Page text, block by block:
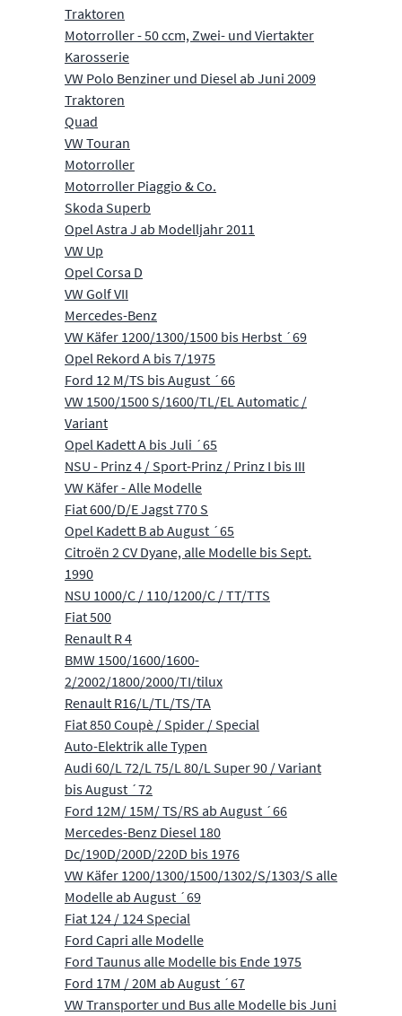
Traktoren
Motorroller - 50 ccm, Zwei- und Viertakter
Karosserie
VW Polo Benziner und Diesel ab Juni 2009
Traktoren
Quad
VW Touran
Motorroller
Motorroller Piaggio & Co.
Skoda Superb
Opel Astra J ab Modelljahr 2011
VW Up
Opel Corsa D
VW Golf VII
Mercedes-Benz
VW Käfer 1200/1300/1500 bis Herbst ´69
Opel Rekord A bis 7/1975
Ford 12 M/TS bis August ´66
VW 1500/1500 S/1600/TL/EL Automatic /
Variant
Opel Kadett A bis Juli ´65
NSU - Prinz 4 / Sport-Prinz / Prinz I bis III
VW Käfer - Alle Modelle
Fiat 600/D/E Jagst 770 S
Opel Kadett B ab August ´65
Citroën 2 CV Dyane, alle Modelle bis Sept.
1990
NSU 1000/C / 110/1200/C / TT/TTS
Fiat 500
Renault R 4
BMW 1500/1600/1600-
2/2002/1800/2000/TI/tilux
Renault R16/L/TL/TS/TA
Fiat 850 Coupè / Spider / Special
Auto-Elektrik alle Typen
Audi 60/L 72/L 75/L 80/L Super 90 / Variant
bis August ´72
Ford 12M/ 15M/ TS/RS ab August ´66
Mercedes-Benz Diesel 180
Dc/190D/200D/220D bis 1976
VW Käfer 1200/1300/1500/1302/S/1303/S alle
Modelle ab August ´69
Fiat 124 / 124 Special
Ford Capri alle Modelle
Ford Taunus alle Modelle bis Ende 1975
Ford 17M / 20M ab August ´67
VW Transporter und Bus alle Modelle bis Juni